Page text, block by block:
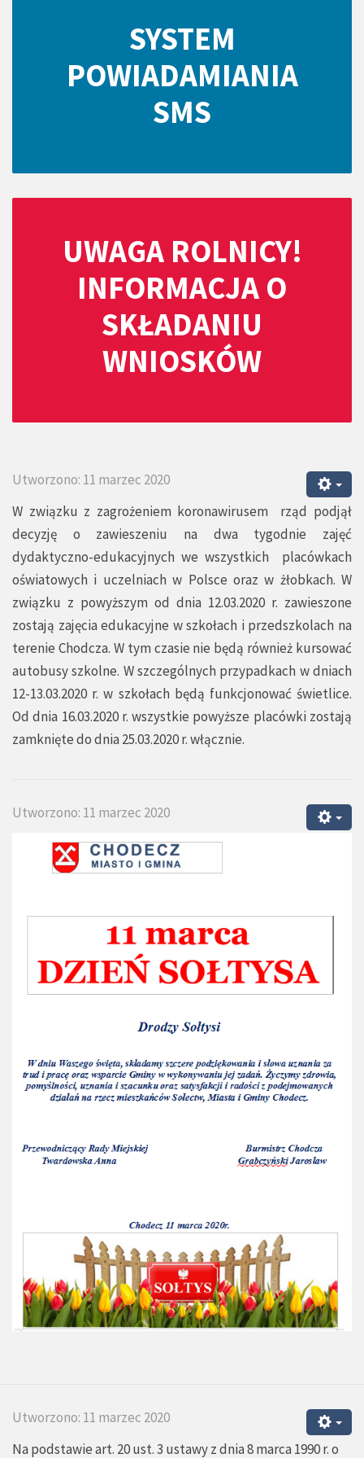
SYSTEM
POWIADAMIANIA
SMS
UWAGA ROLNICY!
INFORMACJA O
SKŁADANIU
WNIOSKÓW
Utworzono: 11 marzec 2020
W związku z zagrożeniem koronawirusem rząd podjął
decyzję o zawieszeniu na dwa tygodnie zajęć
dydaktyczno-edukacyjnych we wszystkich placówkach
oświatowych i uczelniach w Polsce oraz w żłobkach. W
związku z powyższym od dnia 12.03.2020 r. zawieszone
zostają zajęcia edukacyjne w szkołach i przedszkolach na
terenie Chodcza. W tym czasie nie będą również kursować
autobusy szkolne. W szczególnych przypadkach w dniach
12-13.03.2020 r. w szkołach będą funkcjonować świetlice.
Od dnia 16.03.2020 r. wszystkie powyższe placówki zostają
zamknięte do dnia 25.03.2020 r. włącznie.
Utworzono: 11 marzec 2020
Utworzono: 11 marzec 2020
Na podstawie art. 20 ust. 3 ustawy z dnia 8 marca 1990 r. o